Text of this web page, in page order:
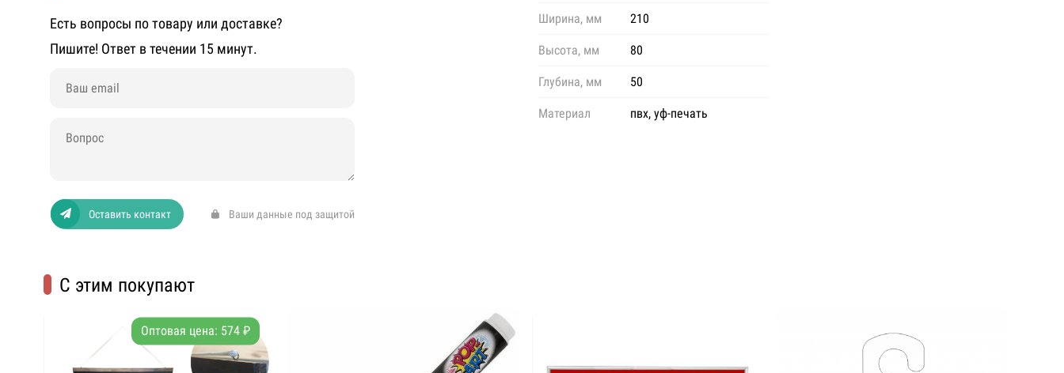
Есть вопросы по товару или доставке?
Пишите! Ответ в течении 15 минут.
Оставить контакт Ваши данные под защитой
Ширина, мм 210
Высота, мм 80
Глубина, мм 50
Материал пвх, уф-печать
С этим покупают
Оптовая цена: 574 ₽